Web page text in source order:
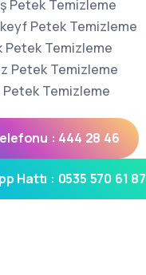
Petek Temizleme
Petek Temizleme
Petek Temizleme
Petek Temizleme
Petek Temizleme
: 444 28 46
Hattı : 0535 570 61 87